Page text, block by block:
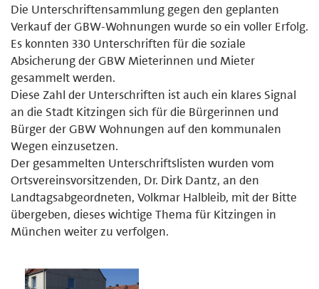
Die Unterschriftensammlung gegen den geplanten
Verkauf der GBW-Wohnungen wurde so ein voller Erfolg.
Es konnten 330 Unterschriften für die soziale
Absicherung der GBW Mieterinnen und Mieter
gesammelt werden.
Diese Zahl der Unterschriften ist auch ein klares Signal
an die Stadt Kitzingen sich für die Bürgerinnen und
Bürger der GBW Wohnungen auf den kommunalen
Wegen einzusetzen.
Der gesammelten Unterschriftslisten wurden vom
Ortsvereinsvorsitzenden, Dr. Dirk Dantz, an den
Landtagsabgeordneten, Volkmar Halbleib, mit der Bitte
übergeben, dieses wichtige Thema für Kitzingen in
München weiter zu verfolgen.